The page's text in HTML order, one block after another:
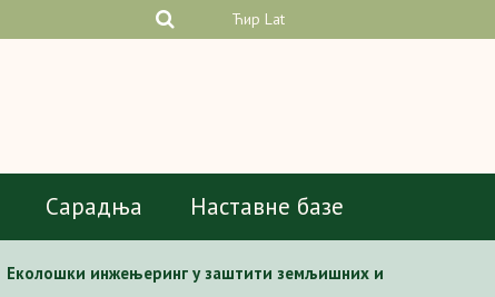
Ћир Lat
Сарадња Наставне базе
Еколошки инжењеринг у заштити земљишних и